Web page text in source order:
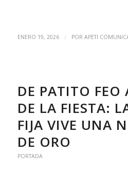
ENERO 19, 2026 / POR APETI
DE PATITO FEO
DE LA FIESTA:
FIJA VIVE UNA
DE ORO
PORTADA